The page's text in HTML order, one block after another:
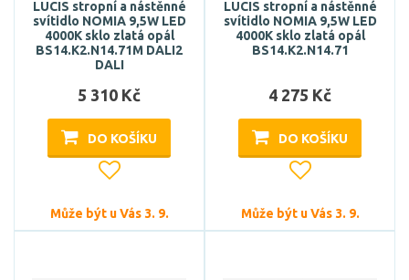
LUCIS stropní a nástěnné
svítidlo NOMIA 9,5W LED
4000K sklo zlatá opál
BS14.K2.N14.71M DALI2
DALI
5 310 Kč
DO KOŠÍKU
Může být u Vás 3. 9.
LUCIS stropní a nástěnné
svítidlo NOMIA 9,5W LED
4000K sklo zlatá opál
BS14.K2.N14.71
4 275 Kč
DO KOŠÍKU
Může být u Vás 3. 9.